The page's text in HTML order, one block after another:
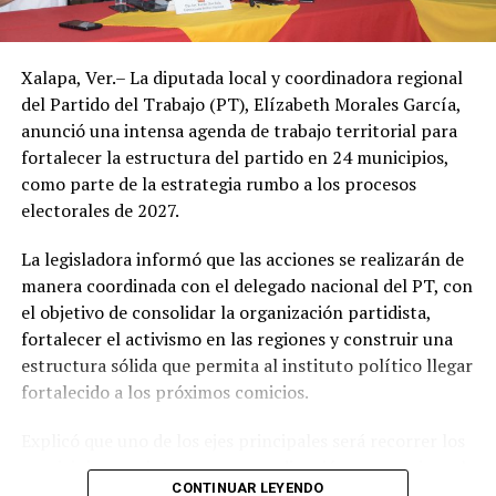
partir de este jueves.
exposición prolongada al sol durante las horas de mayor
radiación, mantenerse hidratado y tomar precauciones
ante posibles tormentas eléctricas, especialmente en
regiones montañosas y del sur de Veracruz.
Xalapa, Ver.– La diputada local y coordinadora regional
del Partido del Trabajo (PT), Elízabeth Morales García,
anunció una intensa agenda de trabajo territorial para
fortalecer la estructura del partido en 24 municipios,
como parte de la estrategia rumbo a los procesos
electorales de 2027.
La legisladora informó que las acciones se realizarán de
manera coordinada con el delegado nacional del PT, con
el objetivo de consolidar la organización partidista,
fortalecer el activismo en las regiones y construir una
estructura sólida que permita al instituto político llegar
fortalecido a los próximos comicios.
municipios que integran su coordinación para revisar el
CONTINUAR LEYENDO